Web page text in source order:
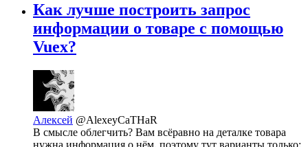
Как лучше построить запрос
информации о товаре с помощью
Vuex?
Алексей @AlexeyCaTHaR
В смысле облегчить? Вам всёравно на деталке товара
нужна информация о нём, поэтому тут варианты только: